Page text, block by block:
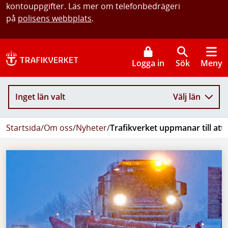
kontouppgifter. Läs mer om telefonbedrägeri
på polisens webbplats.
Logga in Sök Meny
Inget län valt Välj län
Startsida/Om oss/Nyheter/Trafikverket uppmanar till att